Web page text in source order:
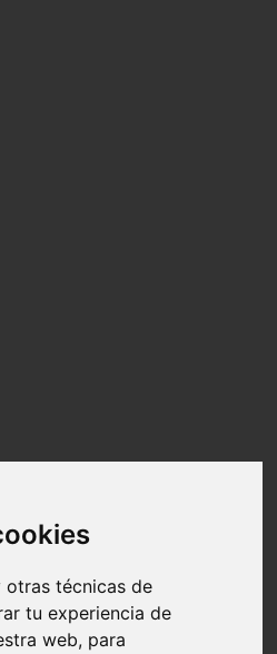
otras técnicas de
tu experiencia de
web, para